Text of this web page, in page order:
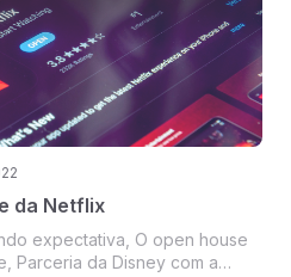
da Netflix
Parceria da Disney com a